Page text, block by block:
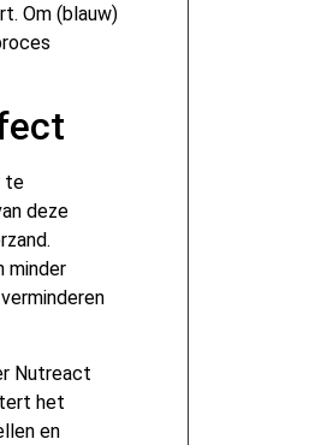
Om (blauw)
te
deze
minder
Nutreact
het
en